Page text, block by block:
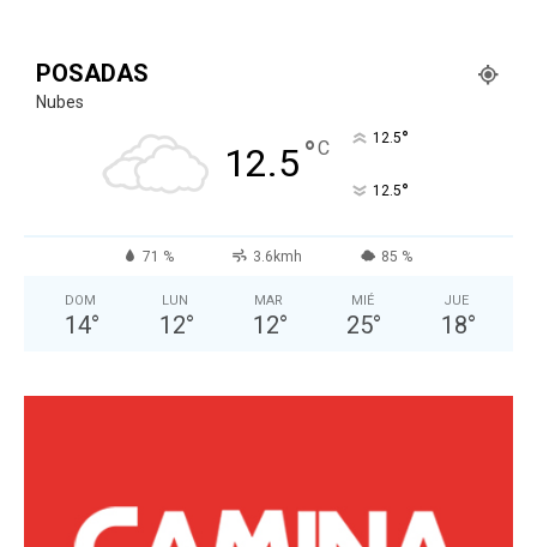
POSADAS
Nubes
12.5°C 12.5°
12.5°
71 % 3.6kmh 85 %
DOM
14°
LUN
12°
MAR
12°
MIÉ
25°
JUE
18°